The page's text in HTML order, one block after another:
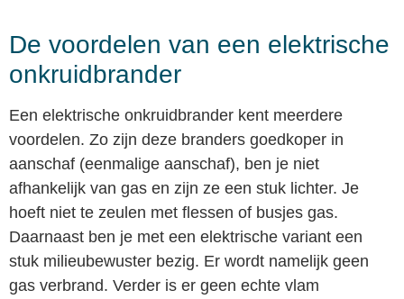
De voordelen van een elektrische
onkruidbrander
Een elektrische onkruidbrander kent meerdere
voordelen. Zo zijn deze branders goedkoper in
aanschaf (eenmalige aanschaf), ben je niet
afhankelijk van gas en zijn ze een stuk lichter. Je
hoeft niet te zeulen met flessen of busjes gas.
Daarnaast ben je met een elektrische variant een
stuk milieubewuster bezig. Er wordt namelijk geen
gas verbrand. Verder is er geen echte vlam